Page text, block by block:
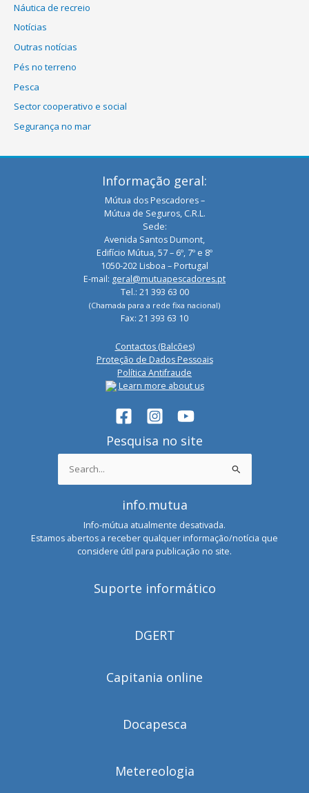
Náutica de recreio
Notícias
Outras notícias
Pés no terreno
Pesca
Sector cooperativo e social
Segurança no mar
Informação geral:
Mútua dos Pescadores –
Mútua de Seguros, C.R.L.
Sede:
Avenida Santos Dumont,
Edifício Mútua, 57 – 6º, 7º e 8º
1050-202 Lisboa – Portugal
E-mail: geral@mutuapescadores.pt
Tel.: 21 393 63 00
(Chamada para a rede fixa nacional)
Fax: 21 393 63 10
Contactos (Balcões)
Proteção de Dados Pessoais
Política Antifraude
Learn more about us
Pesquisa no site
Search
for:
info.mutua
Info-mútua atualmente desativada.
Estamos abertos a receber qualquer informação/notícia que
considere útil para publicação no site.
Suporte informático
DGERT
Capitania online
Docapesca
Metereologia